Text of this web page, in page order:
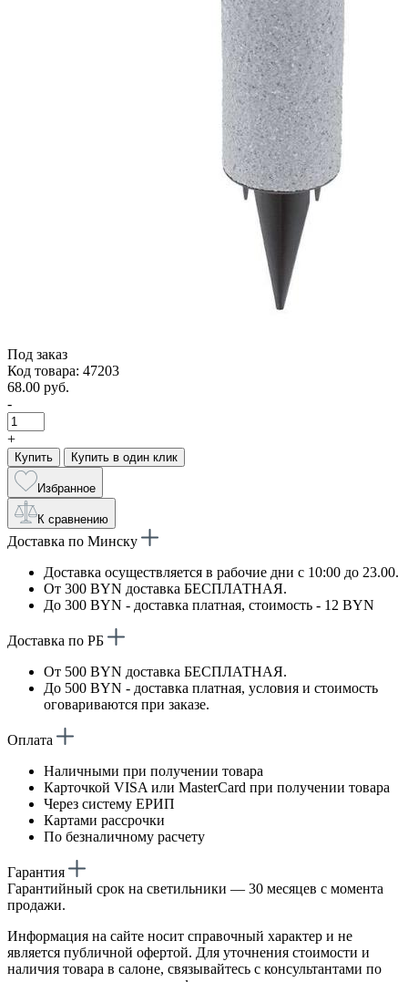
Под заказ
Код товара: 47203
68.00 руб.
-
+
Купить Купить в один клик
Избранное
К сравнению
Доставка по Минску
Доставка осуществляется в рабочие дни с 10:00 до 23.00.
От 300 BYN доставка БЕСПЛАТНАЯ.
До 300 BYN - доставка платная, стоимость - 12 BYN
Доставка по РБ
От 500 BYN доставка БЕСПЛАТНАЯ.
До 500 BYN - доставка платная, условия и стоимость
оговариваются при заказе.
Оплата
Наличными при получении товара
Карточкой VISA или MasterCard при получении товара
Через систему ЕРИП
Картами рассрочки
По безналичному расчету
Гарантия
Гарантийный срок на светильники — 30 месяцев с момента
продажи.
Информация на сайте носит справочный характер и не
является публичной офертой. Для уточнения стоимости и
наличия товара в салоне, связывайтесь с консультантами по